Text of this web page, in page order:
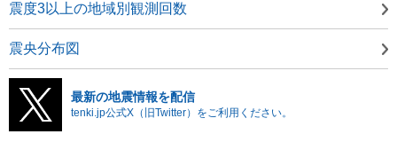
震度3以上の地域別観測回数
震央分布図
最新の地震情報を配信
tenki.jp公式X（旧Twitter）をご利用ください。